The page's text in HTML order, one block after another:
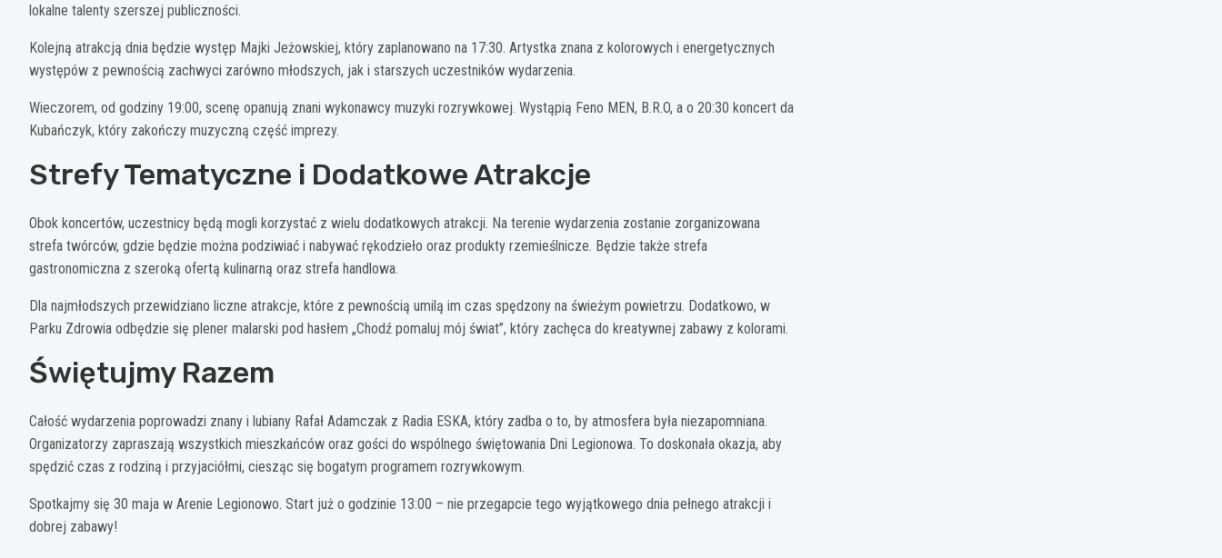
lokalne talenty szerszej publiczności.
Kolejną atrakcją dnia będzie występ Majki Jeżowskiej, który zaplanowano na 17:30. Artystka znana z kolorowych i energetycznych
występów z pewnością zachwyci zarówno młodszych, jak i starszych uczestników wydarzenia.
Wieczorem, od godziny 19:00, scenę opanują znani wykonawcy muzyki rozrywkowej. Wystąpią Feno MEN, B.R.O, a o 20:30 koncert da
Kubańczyk, który zakończy muzyczną część imprezy.
Strefy Tematyczne i Dodatkowe Atrakcje
Obok koncertów, uczestnicy będą mogli korzystać z wielu dodatkowych atrakcji. Na terenie wydarzenia zostanie zorganizowana
strefa twórców, gdzie będzie można podziwiać i nabywać rękodzieło oraz produkty rzemieślnicze. Będzie także strefa
gastronomiczna z szeroką ofertą kulinarną oraz strefa handlowa.
Dla najmłodszych przewidziano liczne atrakcje, które z pewnością umilą im czas spędzony na świeżym powietrzu. Dodatkowo, w
Parku Zdrowia odbędzie się plener malarski pod hasłem „Chodź pomaluj mój świat”, który zachęca do kreatywnej zabawy z kolorami.
Świętujmy Razem
Całość wydarzenia poprowadzi znany i lubiany Rafał Adamczak z Radia ESKA, który zadba o to, by atmosfera była niezapomniana.
Organizatorzy zapraszają wszystkich mieszkańców oraz gości do wspólnego świętowania Dni Legionowa. To doskonała okazja, aby
spędzić czas z rodziną i przyjaciółmi, ciesząc się bogatym programem rozrywkowym.
Spotkajmy się 30 maja w Arenie Legionowo. Start już o godzinie 13:00 – nie przegapcie tego wyjątkowego dnia pełnego atrakcji i
dobrej zabawy!